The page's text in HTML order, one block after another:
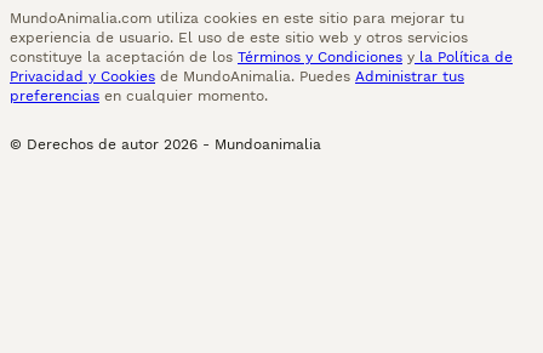
MundoAnimalia.com utiliza cookies en este sitio para mejorar tu
experiencia de usuario. El uso de este sitio web y otros servicios
constituye la aceptación de los Términos y Condiciones y la Política de
Privacidad y Cookies de MundoAnimalia. Puedes Administrar tus
preferencias en cualquier momento.
© Derechos de autor 2026 - Mundoanimalia